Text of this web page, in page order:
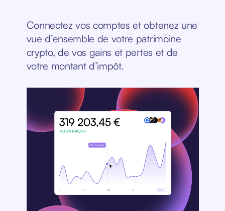
Connectez vos comptes et obtenez une
vue d’ensemble de votre patrimoine
crypto, de vos gains et pertes et de
votre montant d’impôt.